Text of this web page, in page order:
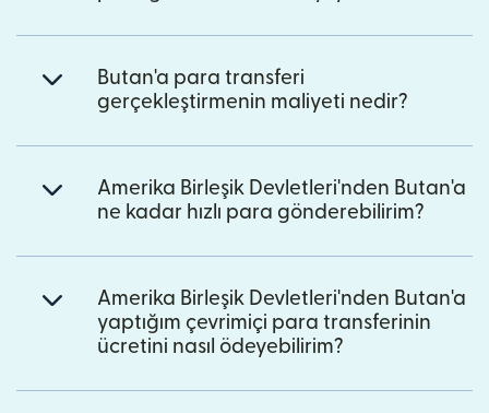
Butan'a para transferi
gerçekleştirmenin maliyeti nedir?
Amerika Birleşik Devletleri'nden Butan'a
ne kadar hızlı para gönderebilirim?
Amerika Birleşik Devletleri'nden Butan'a
yaptığım çevrimiçi para transferinin
ücretini nasıl ödeyebilirim?